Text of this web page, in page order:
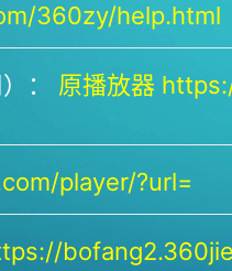
360zy/help.html
： 原播放器
player/?url=